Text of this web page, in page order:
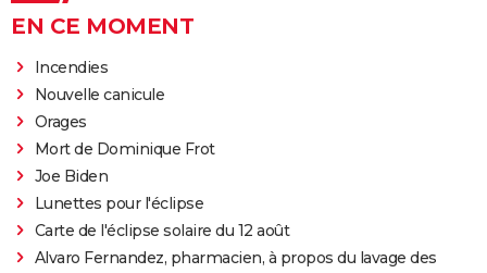
EN CE MOMENT
Incendies
Nouvelle canicule
Orages
Mort de Dominique Frot
Joe Biden
Lunettes pour l'éclipse
Carte de l'éclipse solaire du 12 août
Alvaro Fernandez, pharmacien, à propos du lavage des